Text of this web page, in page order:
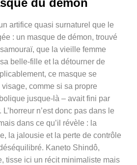
du démon
artifice quasi surnaturel que le
: un masque de démon, trouvé
que la vieille femme
belle-fille et la détourner de
ce masque se
comme si sa propre
jusque-là – avait fini par
n’est donc pas dans le
dans ce qu’il révèle : la
la jalousie et la perte de contrôle
Kaneto Shindô,
tisse ici un récit minimaliste mais